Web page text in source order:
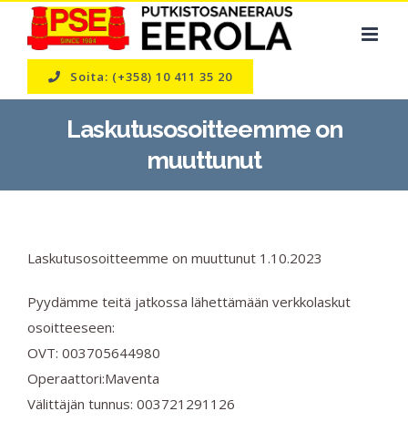
content
Soita: (+358) 10 411 35 20
Laskutusosoitteemme on
muuttunut
Laskutusosoitteemme on muuttunut 1.10.2023
Pyydämme teitä jatkossa lähettämään verkkolaskut
osoitteeseen:
OVT: 003705644980
Operaattori:Maventa
Välittäjän tunnus: 003721291126